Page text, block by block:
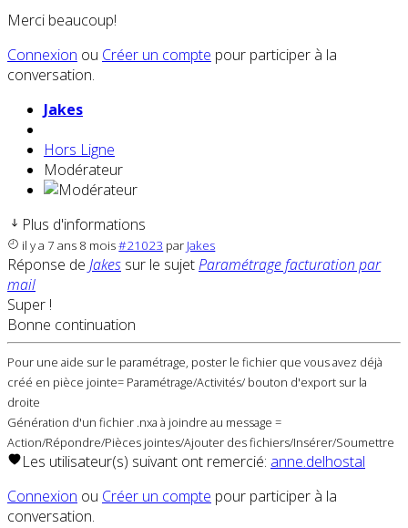
Merci beaucoup!
Connexion ou Créer un compte pour participer à la
conversation.
Jakes
Hors Ligne
Modérateur
Plus d'informations
il y a 7 ans 8 mois#21023 par Jakes
Réponse de Jakes sur le sujetParamétrage facturation par
mail
Super !
Bonne continuation
Pour une aide sur le paramétrage, poster le fichier que vous avez déjà
créé en pièce jointe= Paramétrage/Activités/ bouton d'export sur la
droite
Génération d'un fichier .nxa à joindre au message =
Action/Répondre/Pièces jointes/Ajouter des fichiers/Insérer/Soumettre
Les utilisateur(s) suivant ont remercié: anne.delhostal
Connexion ou Créer un compte pour participer à la
conversation.